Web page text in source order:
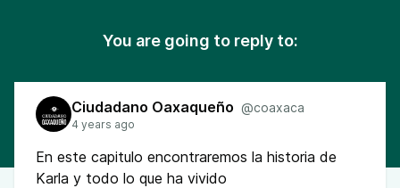
You are going to reply to:
Ciudadano Oaxaqueño @coaxaca
4 years ago
En este capitulo encontraremos la historia de
Karla y todo lo que ha vivido